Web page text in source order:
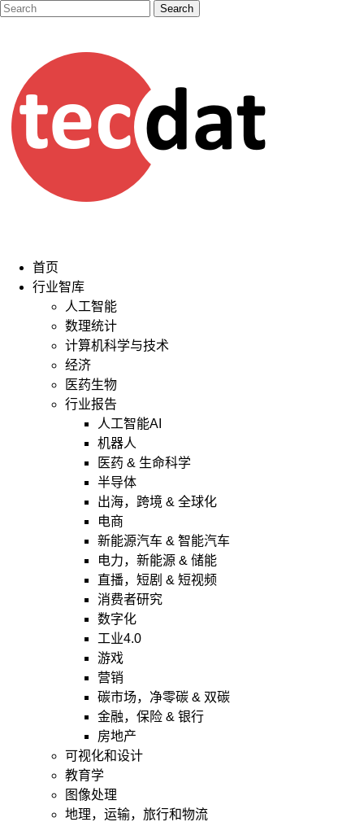
首页
行业智库
人工智能
数理统计
计算机科学与技术
经济
医药生物
行业报告
人工智能AI
机器人
医药 & 生命科学
半导体
出海，跨境 & 全球化
电商
新能源汽车 & 智能汽车
电力，新能源 & 储能
直播，短剧 & 短视频
消费者研究
数字化
工业4.0
游戏
营销
碳市场，净零碳 & 双碳
金融，保险 & 银行
房地产
可视化和设计
教育学
图像处理
地理，运输，旅行和物流